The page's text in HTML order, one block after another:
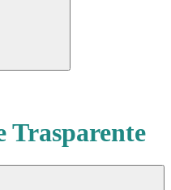
Trasparente